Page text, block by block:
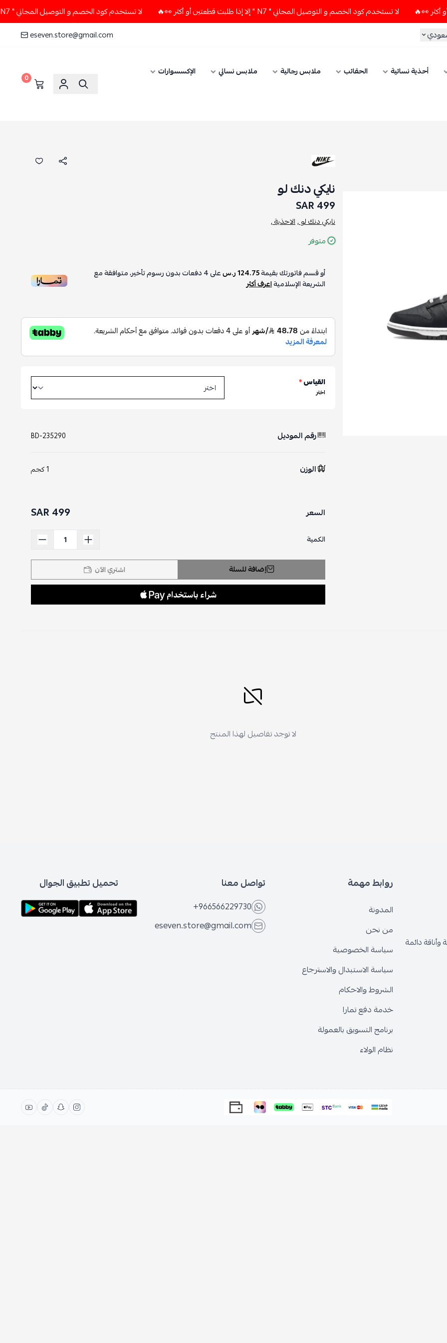
لا تستخدم كود الخصم و التوصيل المجاني " N7 " إلا إذا طلبت قطعتين أو أكثر 👀🔥 لا تستخدم كود الخصم و التوصيل المجاني " N7 " إلا إذا طلبت قطعتين أو أكثر 👀🔥
eseven.store@gmail.com
أحذية نسائية الحقائب ملابس رجالية ملابس نسائي
الإكسسوارات
0
نايكي دنك لو
499 SAR
نايكي دنك لو ,الاحذية ,
متوفر
أو قسم فاتورتك بقيمة124.75 ر.س على4دفعات بدون رسوم تأخير، متوافقة مع
الشريعة الإسلاميةاعرف أكثر
القياس*
اختر
رقم الموديل BD-235290
الوزن 1 كجم
السعر 499 SAR
الكمية
إضافة للسلة اشتري الآن
لا توجد تفاصيل لهذا المنتج
دائمة
روابط مهمة
المدونة
من نحن
سياسة الخصوصية
سياسة الاستبدال والاسترجاع
الشروط والاحكام
خدمة دفع تمارا
برنامج التسويق بالعمولة
نظام الولاء
تواصل معنا
+966566229730
eseven.store@gmail.com
تحميل تطبيق الجوال